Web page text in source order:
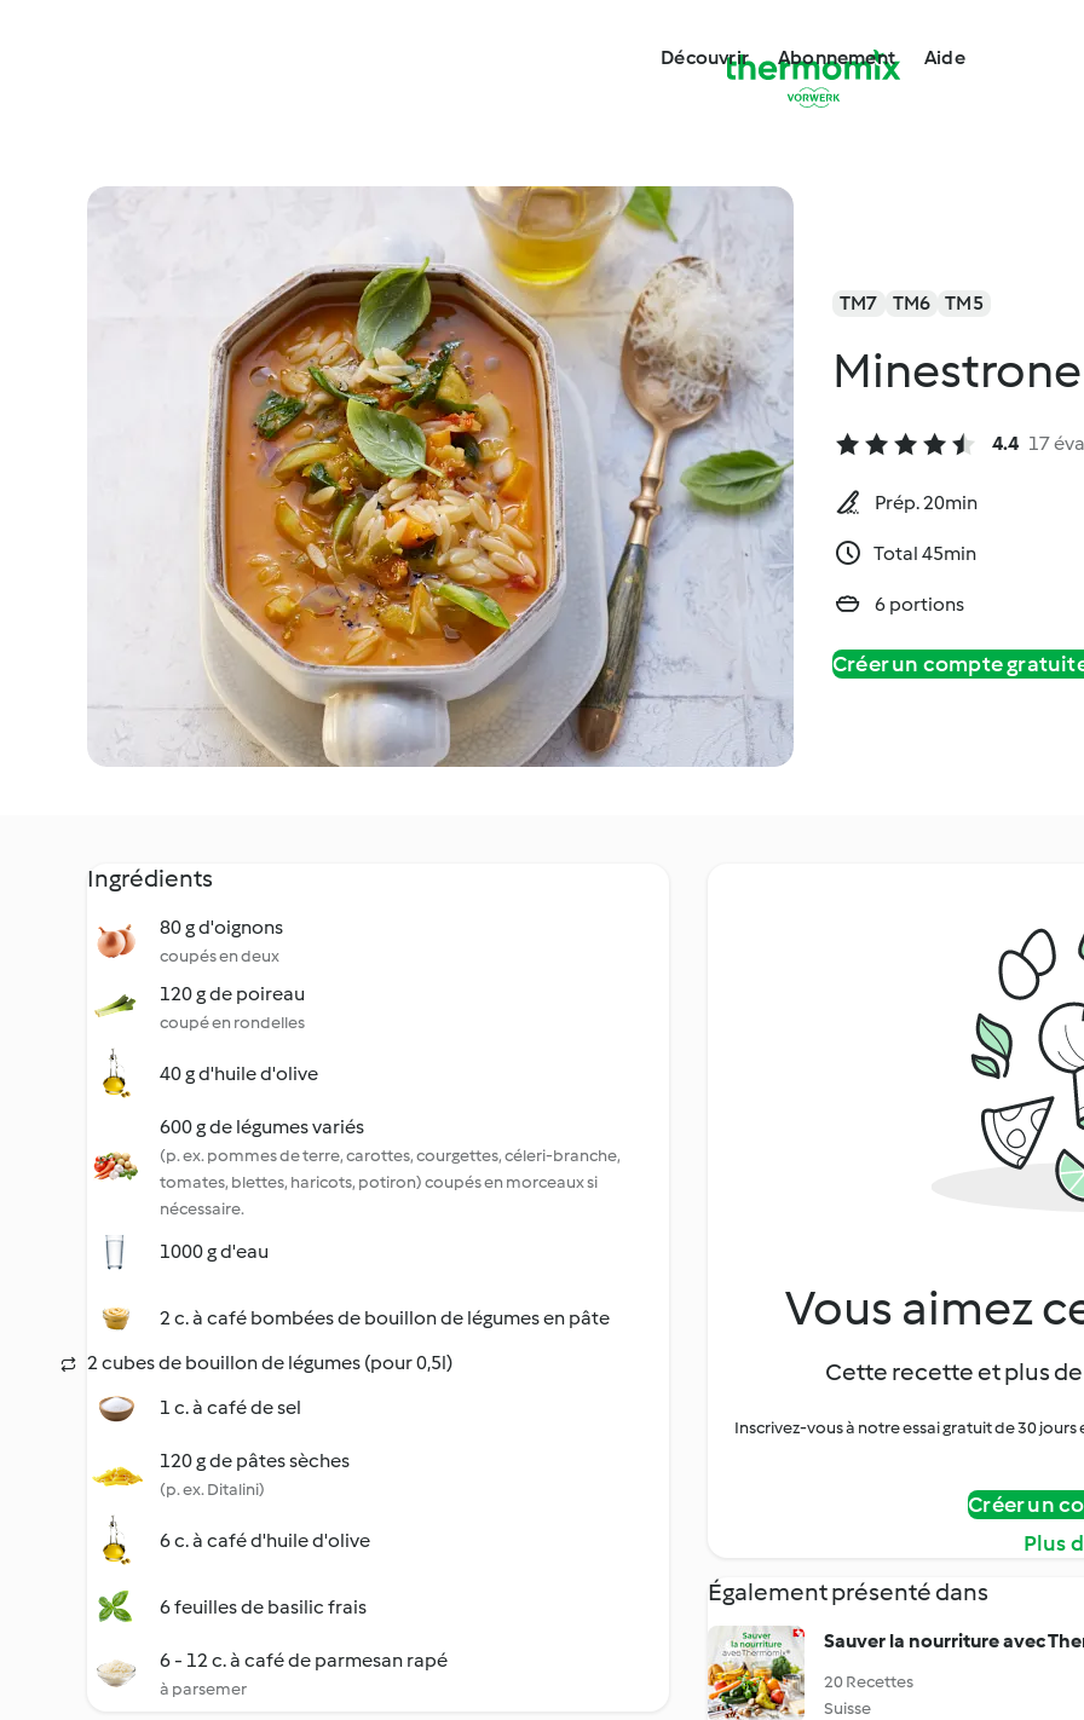
Découvrir Abonnement Aide
TM7 TM6 TM5
Minestrone
4.4 17
Prép. 20min
Total 45min
6 portions
Créer un compte
Ingrédients
80 g d'oignons
coupés en deux
120 g de poireau
coupé en rondelles
40 g d'huile d'olive
600 g de légumes variés
(p. ex. pommes de terre, carottes, courgettes, céleri-branche,
tomates, blettes, haricots, potiron) coupés en morceaux si
nécessaire.
1000 g d'eau
2 c. à café bombées de bouillon de légumes en pâte
2 cubes de bouillon de légumes (pour 0,5l)
1 c. à café de sel
120 g de pâtes sèches
(p. ex. Ditalini)
6 c. à café d'huile d'olive
6 feuilles de basilic frais
6 - 12 c. à café de parmesan rapé
à parsemer
Vous aimez
Cette recette et plus
Inscrivez-vous à notre essai gratuit de 30
Créer un
Plus
Également présenté dans
Sauver la nourriture avec
20 Recettes
Suisse